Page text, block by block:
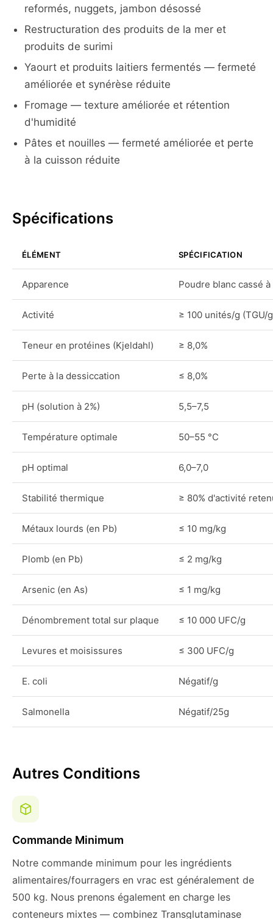
reformés, nuggets, jambon désossé
Restructuration des produits de la mer et
produits de surimi
Yaourt et produits laitiers fermentés — fermeté
améliorée et synérèse réduite
Fromage — texture améliorée et rétention
d'humidité
Pâtes et nouilles — fermeté améliorée et perte
à la cuisson réduite
Spécifications
ÉLÉMENT SPÉCIFICATION
Apparence Poudre blanc cassé
Activité ≥ 100 unités/g (TGU/
Teneur en protéines (Kjeldahl) ≥ 8,0%
Perte à la dessiccation ≤ 8,0%
pH (solution à 2%) 5,5–7,5
Température optimale 50–55 °C
pH optimal 6,0–7,0
Stabilité thermique ≥ 80% d'activité
Métaux lourds (en Pb) ≤ 10 mg/kg
Plomb (en Pb) ≤ 2 mg/kg
Arsenic (en As) ≤ 1 mg/kg
Dénombrement total sur plaque ≤ 10 000 UFC/g
Levures et moisissures ≤ 300 UFC/g
E. coli Négatif/g
Salmonella Négatif/25g
Autres Conditions
Commande Minimum
Notre commande minimum pour les ingrédients
alimentaires/fourragers en vrac est généralement de
500 kg. Nous prenons également en charge les
conteneurs mixtes — combinez Transglutaminase